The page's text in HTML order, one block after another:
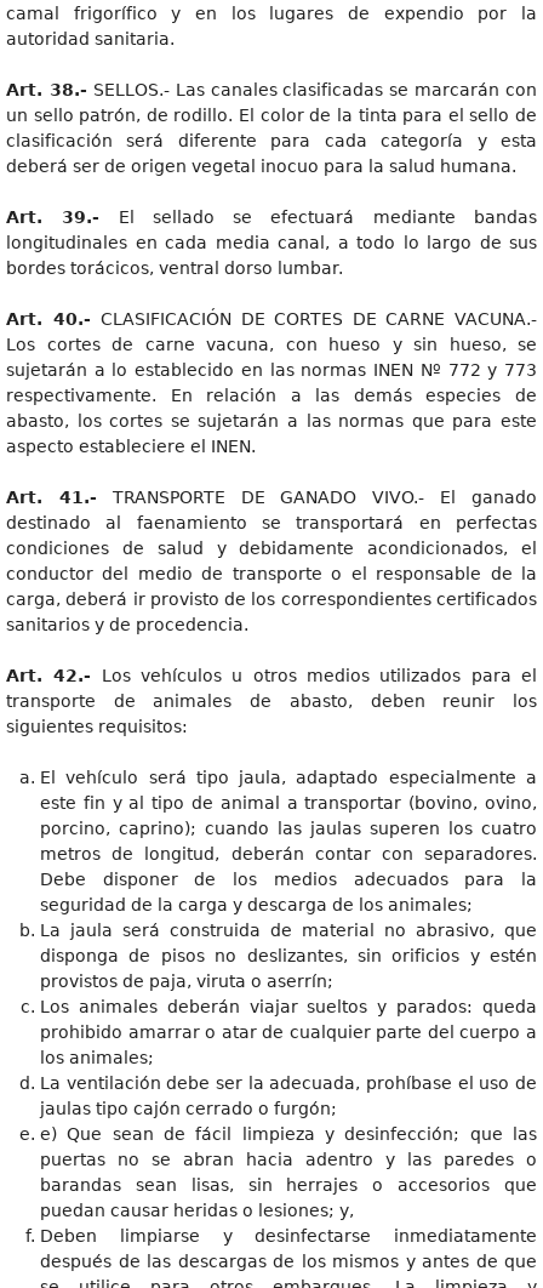
camal frigorífico y en los lugares de expendio por la
autoridad sanitaria.
Art. 38.- SELLOS.- Las canales clasificadas se marcarán con
un sello patrón, de rodillo. El color de la tinta para el sello de
clasificación será diferente para cada categoría y esta
deberá ser de origen vegetal inocuo para la salud humana.
Art. 39.- El sellado se efectuará mediante bandas
longitudinales en cada media canal, a todo lo largo de sus
bordes torácicos, ventral dorso lumbar.
Art. 40.-CLASIFICACIÓN DE CORTES DE CARNE VACUNA.-
Los cortes de carne vacuna, con hueso y sin hueso, se
sujetarán a lo establecido en las normas INEN Nº 772 y 773
respectivamente. En relación a las demás especies de
abasto, los cortes se sujetarán a las normas que para este
aspecto estableciere el INEN.
Art. 41.- TRANSPORTE DE GANADO VIVO.- El ganado
destinado al faenamiento se transportará en perfectas
condiciones de salud y debidamente acondicionados, el
conductor del medio de transporte o el responsable de la
carga, deberá ir provisto de los correspondientes certificados
sanitarios y de procedencia.
Art. 42.- Los vehículos u otros medios utilizados para el
transporte de animales de abasto, deben reunir los
siguientes requisitos:
El vehículo será tipo jaula, adaptado especialmente a
este fin y al tipo de animal a transportar (bovino, ovino,
porcino, caprino); cuando las jaulas superen los cuatro
metros de longitud, deberán contar con separadores.
Debe disponer de los medios adecuados para la
seguridad de la carga y descarga de los animales;
La jaula será construida de material no abrasivo, que
disponga de pisos no deslizantes, sin orificios y estén
provistos de paja, viruta o aserrín;
Los animales deberán viajar sueltos y parados: queda
prohibido amarrar o atar de cualquier parte del cuerpo a
los animales;
La ventilación debe ser la adecuada, prohíbase el uso de
jaulas tipo cajón cerrado o furgón;
e) Que sean de fácil limpieza y desinfección; que las
puertas no se abran hacia adentro y las paredes o
barandas sean lisas, sin herrajes o accesorios que
puedan causar heridas o lesiones; y,
Deben limpiarse y desinfectarse inmediatamente
después de las descargas de los mismos y antes de que